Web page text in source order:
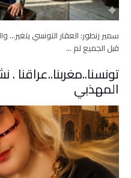
سمير زنطور: العقار التونسي يتغير…
قبل الجميع لم …
تونسنا..مغربنا..عراقنا
المهذبي